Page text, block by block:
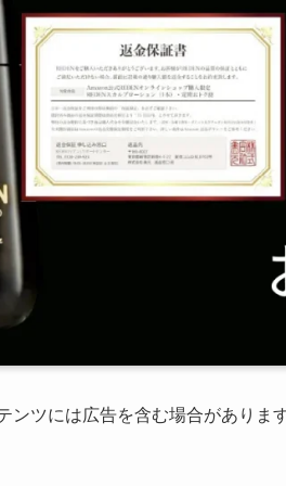
ンツには広告を含む場合がありま